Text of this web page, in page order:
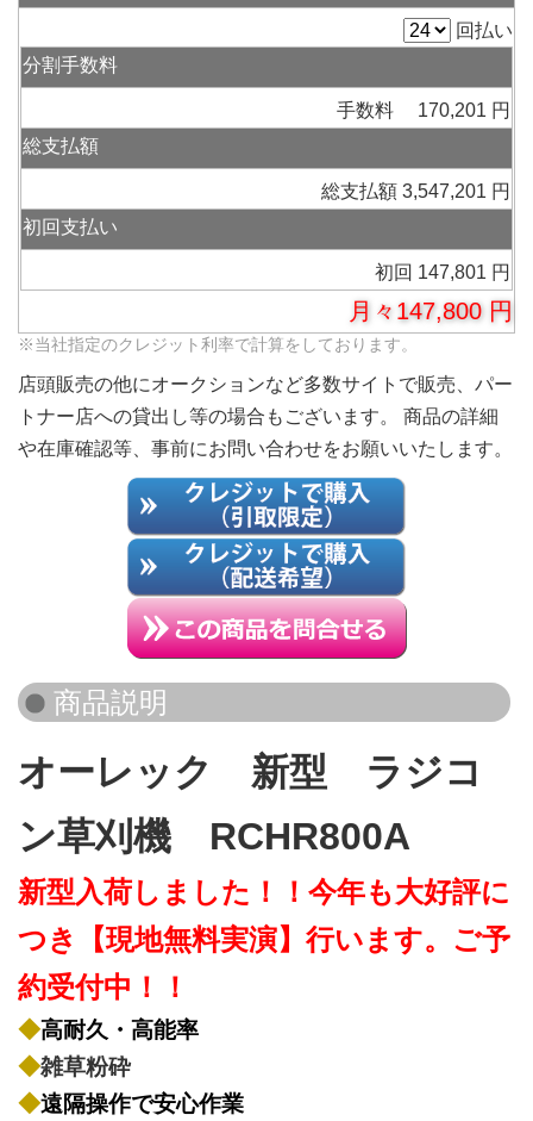
回払い
分割手数料
手数料 170,201 円
総支払額
総支払額 3,547,201 円
初回支払い
初回 147,801 円
月々147,800 円
※当社指定のクレジット利率で計算をしております。
店頭販売の他にオークションなど多数サイトで販売、パー
トナー店への貸出し等の場合もございます。 商品の詳細
や在庫確認等、事前にお問い合わせをお願いいたします。
オーレック 新型 ラジコ
ン草刈機 RCHR800A
新型入荷しました！！今年も大好評に
つき【現地無料実演】行います。ご予
約受付中！！
◆高耐久・高能率
◆雑草粉砕
◆遠隔操作で安心作業